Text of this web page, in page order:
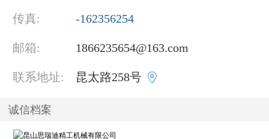
传真: -162356254
邮箱: 1866235654@163.com
联系地址: 昆太路258号 
诚信档案